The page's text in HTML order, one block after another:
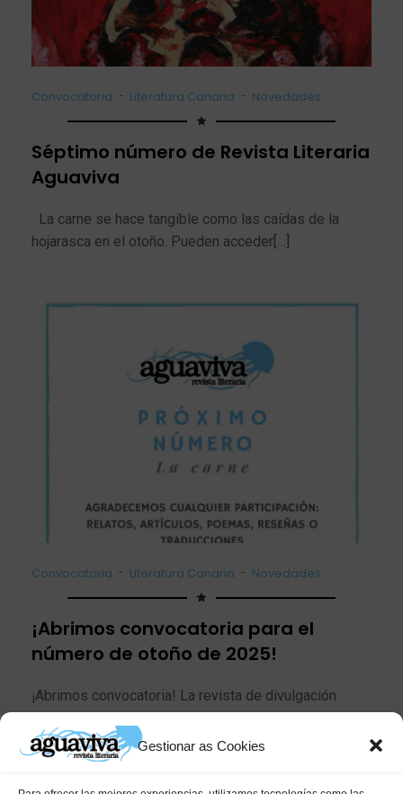
Gestionar as Cookies
Convocatoria - Literatura Canaria - Novedades
Séptimo número de Revista Literaria
Aguaviva
La carne se hace tangible como las caídas de la
hojarasca en el otoño. Pueden acceder[…]
Convocatoria - Literatura Canaria - Novedades
¡Abrimos convocatoria para el
número de otoño de 2025!
¡Abrimos convocatoria! La revista de divulgación
literaria Aguaviva abre la recepción de originales para
su sexto número, que[…]